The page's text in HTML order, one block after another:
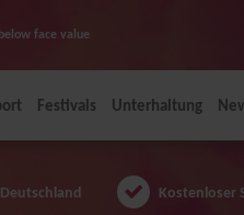
face value
Festivals Unterhaltung
Kostenloser